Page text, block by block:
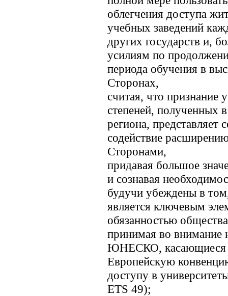
облегчения доступа
учебных заведений
других государств и,
усилиям по
периода обучения в
Сторонах,
считая, что признание
степеней, полученных
региона,
содействие
Сторонами,
придавая большое
и сознавая
будучи убеждены в
является ключевым
обязанностью
принимая во
ЮНЕСКО, касающиеся
Европейскую
доступу в
ETS 49);